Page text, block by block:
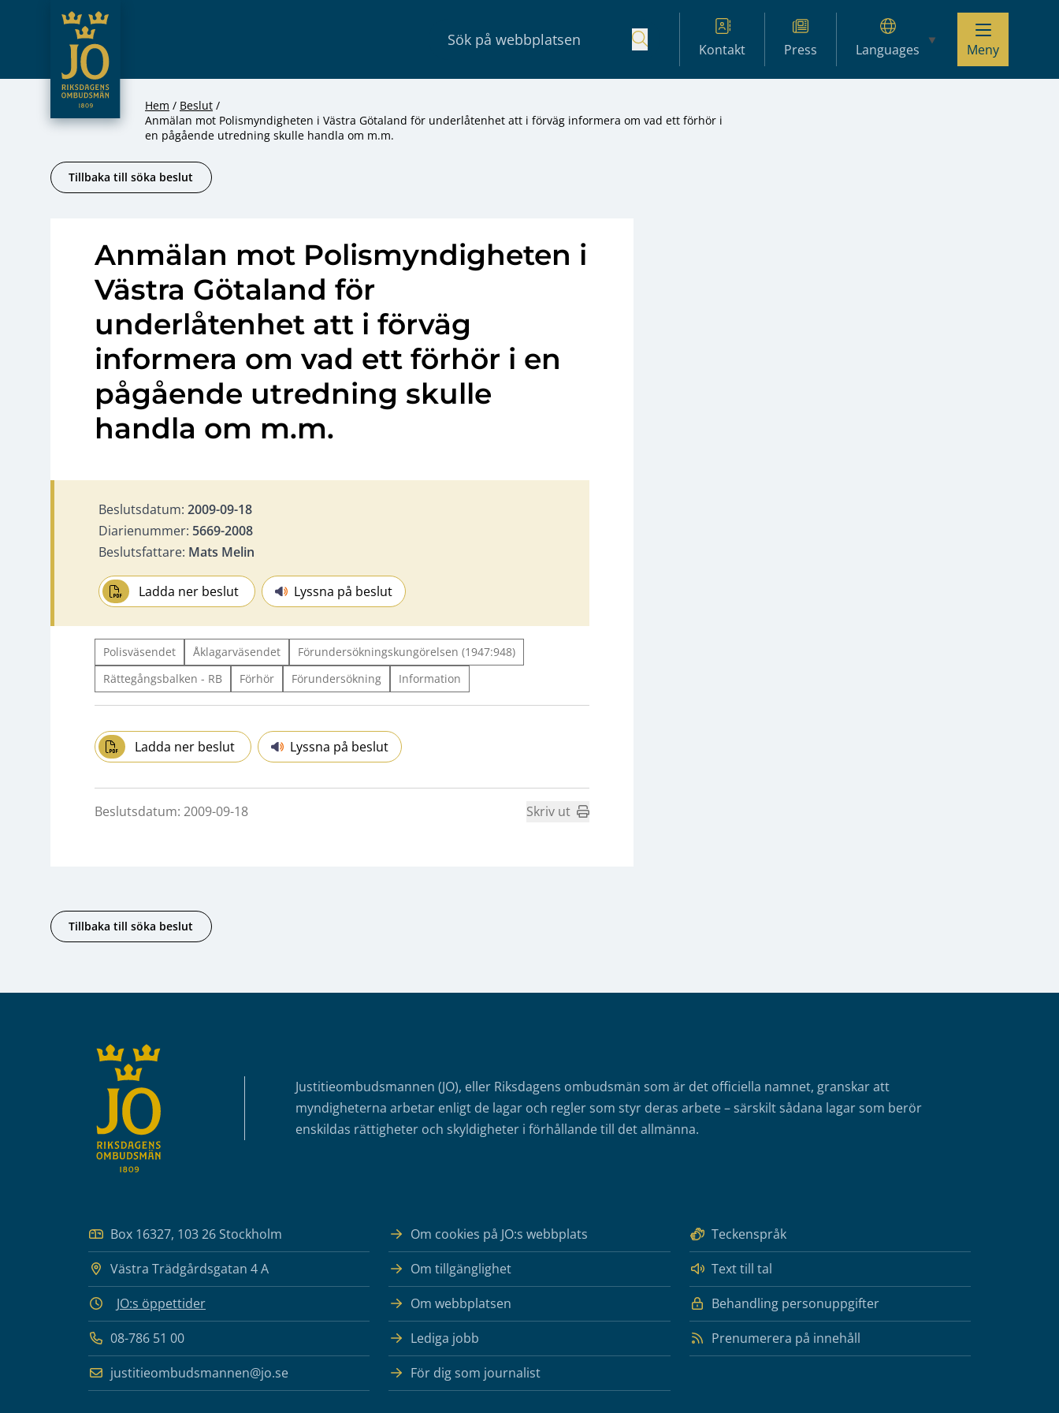
Hoppa till innehåll
JO – Riksdagens Ombudsmän
Kontakt Press Languages Meny
Hem
Beslut
Anmälan mot Polismyndigheten i Västra Götaland för underlåtenhet att i förväg informera om vad ett förhör i
en pågående utredning skulle handla om m.m.
Tillbaka till söka beslut
Anmälan mot Polismyndigheten i
Västra Götaland för
underlåtenhet att i förväg
informera om vad ett förhör i en
pågående utredning skulle
handla om m.m.
Beslutsdatum: 2009-09-18
Diarienummer: 5669-2008
Beslutsfattare: Mats Melin
Ladda ner beslut Lyssna på beslut
Polisväsendet Åklagarväsendet
Förundersökningskungörelsen (1947:948)
Rättegångsbalken - RB
Förhör Förundersökning Information
Ladda ner beslut Lyssna på beslut
Beslutsdatum: 2009-09-18 Skriv ut
Tillbaka till söka beslut
Justitieombudsmannen (JO), eller Riksdagens ombudsmän som är det officiella namnet, granskar att
myndigheterna arbetar enligt de lagar och regler som styr deras arbete – särskilt sådana lagar som berör
enskildas rättigheter och skyldigheter i förhållande till det allmänna.
Box 16327, 103 26 Stockholm
Västra Trädgårdsgatan 4 A
JO:s öppettider
08-786 51 00
justitieombudsmannen@jo.se
Om cookies på JO:s webbplats
Teckenspråk
Om tillgänglighet
Text till tal
Om webbplatsen
Behandling personuppgifter
Lediga jobb
Prenumerera på innehåll
För dig som journalist